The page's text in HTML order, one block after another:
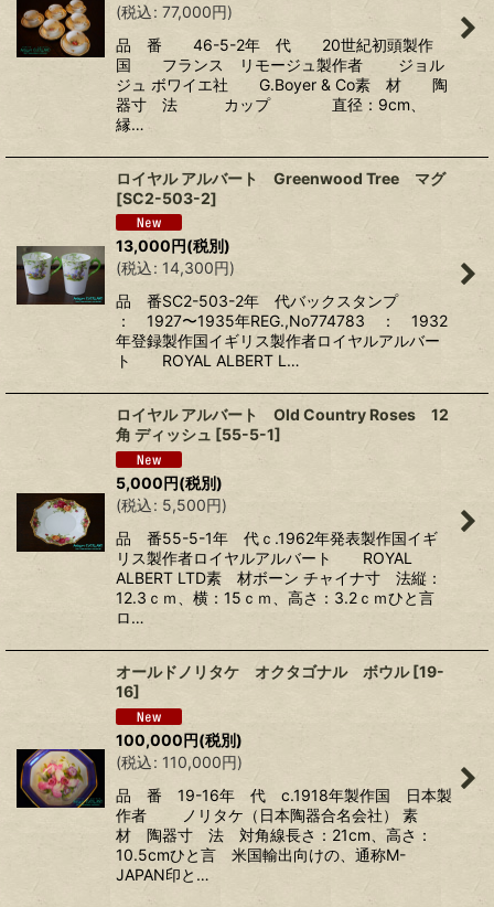
(税込: 77,000円)
品 番 46-5-2年 代 20世紀初頭製作
国 フランス リモージュ製作者 ジョル
ジュ ボワイエ社 G.Boyer & Co素 材 陶
器寸 法 カップ 直径：9cm、
縁…
ロイヤル アルバート Greenwood Tree マグ
[SC2-503-2]
13,000円(税別)
(税込: 14,300円)
品 番SC2-503-2年 代バックスタンプ
： 1927〜1935年REG.,No774783 ： 1932
年登録製作国イギリス製作者ロイヤルアルバー
ト ROYAL ALBERT L…
ロイヤル アルバート Old Country Roses 12
角 ディッシュ [55-5-1]
5,000円(税別)
(税込: 5,500円)
品 番55-5-1年 代ｃ.1962年発表製作国イギ
リス製作者ロイヤルアルバート ROYAL
ALBERT LTD素 材ボーン チャイナ寸 法縦：
12.3ｃｍ、横：15ｃｍ、高さ：3.2ｃｍひと言
ロ…
オールドノリタケ オクタゴナル ボウル [19-
16]
100,000円(税別)
(税込: 110,000円)
品 番 19-16年 代 c.1918年製作国 日本製
作者 ノリタケ（日本陶器合名会社） 素
材 陶器寸 法 対角線長さ：21cm、高さ：
10.5cmひと言 米国輸出向けの、通称M-
JAPAN印と…